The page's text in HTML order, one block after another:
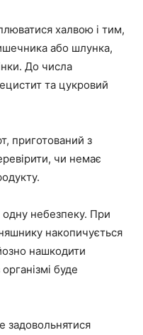
халвою і тим,
або шлунка,
До числа
та цукровий
приготований з
чи немає
одну небезпеку. При
накопичується
нашкодити
буде
задовольнятися